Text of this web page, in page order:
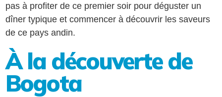
pas à profiter de ce premier soir pour déguster un
dîner typique et commencer à découvrir les saveurs
de ce pays andin.
À la découverte de
Bogota